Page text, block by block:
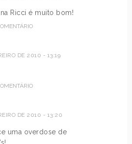
Ricci é muito bom!
DE 2010 - 13:19
DE 2010 - 13:20
uma overdose de